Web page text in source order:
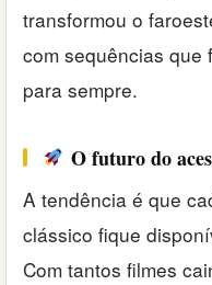
transformou o
com sequências que
para sempre.
O futuro do
A tendência é que
clássico fique
Com tantos filmes